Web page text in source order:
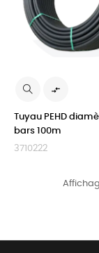

Tuyau PEHD
bars 100m
3710222